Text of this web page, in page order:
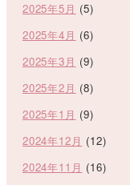
2025年5月 (5)
2025年4月 (6)
2025年3月 (9)
2025年2月 (8)
2025年1月 (9)
2024年12月 (12)
2024年11月 (16)